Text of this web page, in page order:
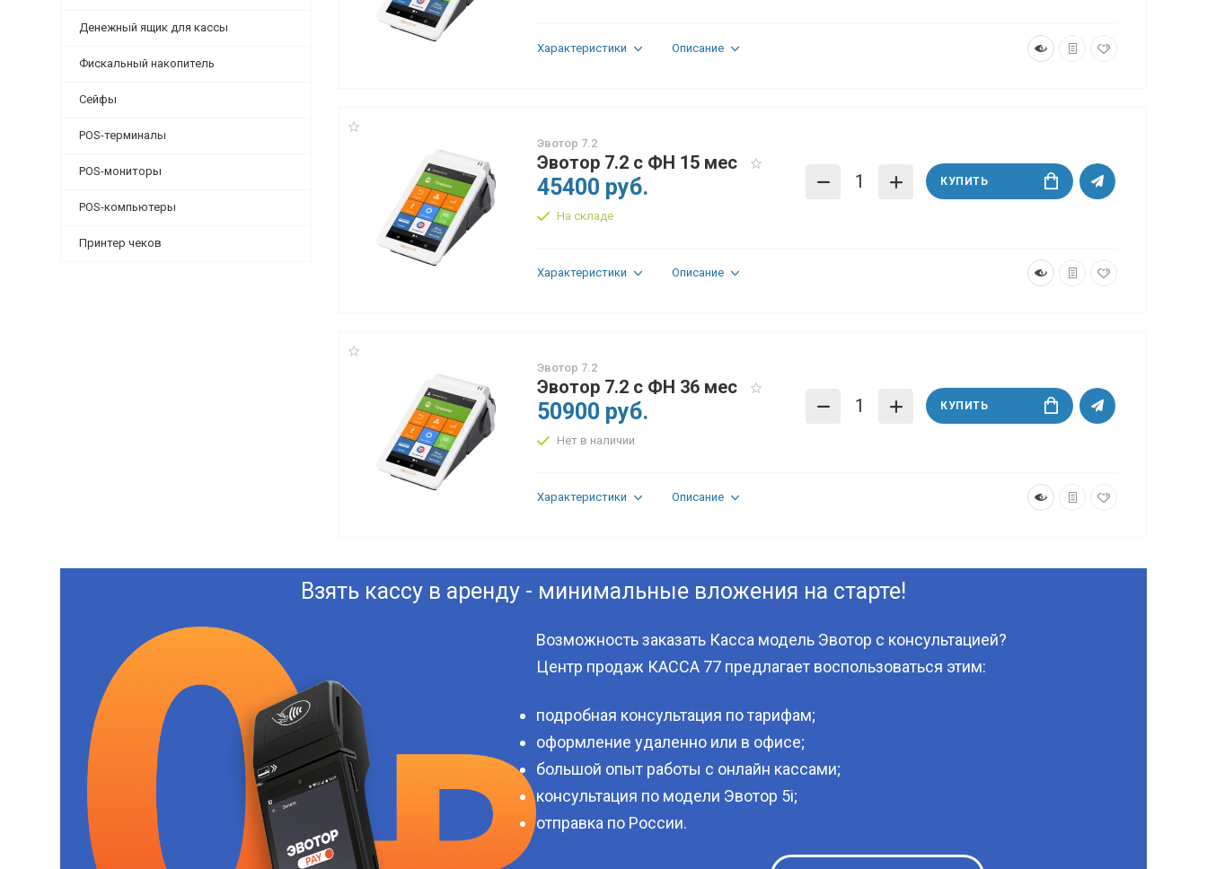
Денежный ящик для кассы
Фискальный накопитель
Сейфы
POS-терминалы
POS-мониторы
POS-компьютеры
Принтер чеков
Характеристики Описание
Эвотор 7.2
Эвотор 7.2 с ФН 15 мес
45400 руб.
На складе
КУПИТЬ
Характеристики Описание
Эвотор 7.2
Эвотор 7.2 с ФН 36 мес
50900 руб.
Нет в наличии
КУПИТЬ
Характеристики Описание
Взять кассу в аренду - минимальные вложения на старте!
Возможность заказать Касса модель Эвотор с консультацией?
Центр продаж КАССА 77 предлагает воспользоваться этим:
подробная консультация по тарифам;
оформление удаленно или в офисе;
большой опыт работы с онлайн кассами;
консультация по модели Эвотор 5i;
отправка по России.